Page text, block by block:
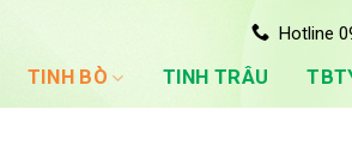
Hotline
TINH BÒ TINH TRÂU